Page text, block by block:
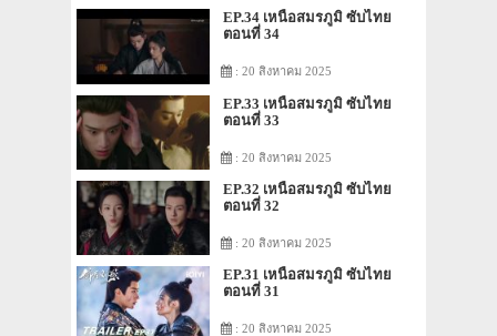
EP.34 เหนือสมรภูมิ ซับไทย
ตอนที่ 34
: 20 สิงหาคม 2025
EP.33 เหนือสมรภูมิ ซับไทย
ตอนที่ 33
: 20 สิงหาคม 2025
EP.32 เหนือสมรภูมิ ซับไทย
ตอนที่ 32
: 20 สิงหาคม 2025
EP.31 เหนือสมรภูมิ ซับไทย
ตอนที่ 31
: 20 สิงหาคม 2025